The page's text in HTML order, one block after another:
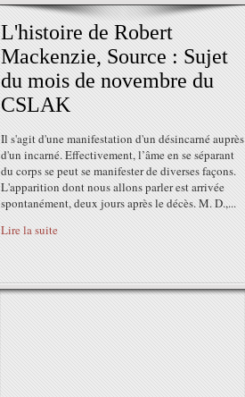
L'histoire de Robert
Mackenzie, Source : Sujet
du mois de novembre du
CSLAK
Il s'agit d'une manifestation d'un désincarné auprès
d'un incarné. Effectivement, l’âme en se séparant
du corps se peut se manifester de diverses façons.
L'apparition dont nous allons parler est arrivée
spontanément, deux jours après le décès. M. D.,...
Lire la suite